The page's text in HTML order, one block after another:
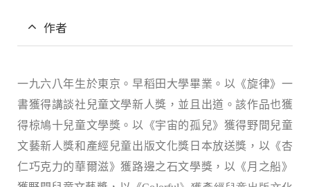
作者
一九六八年生於東京。早稻田大學畢業。以《旋律》一
書獲得講談社兒童文學新人獎，並且出道。該作品也獲
得椋鳩十兒童文學獎。以《宇宙的孤兒》獲得野間兒童
文藝新人獎和產經兒童出版文化獎日本放送獎，以《杏
仁巧克力的華爾滋》獲路邊之石文學獎，以《月之船》